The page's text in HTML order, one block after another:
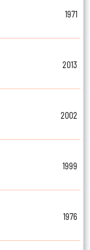
1971
2013
2002
1999
1976